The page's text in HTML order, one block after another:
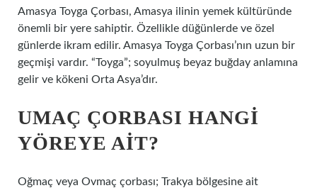
Amasya Toyga Çorbası, Amasya ilinin yemek kültüründe
önemli bir yere sahiptir. Özellikle düğünlerde ve özel
günlerde ikram edilir. Amasya Toyga Çorbası’nın uzun bir
geçmişi vardır. “Toyga”; soyulmuş beyaz buğday anlamına
gelir ve kökeni Orta Asya’dır.
UMAÇ ÇORBASI HANGI
YÖREYE AIT?
Oğmaç veya Ovmaç çorbası; Trakya bölgesine ait